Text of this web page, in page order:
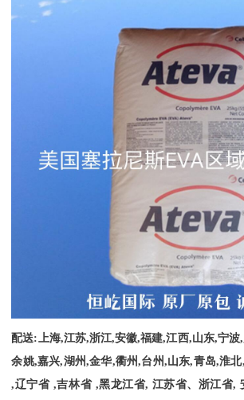
配送:上海,江苏,浙江,安徽,福建,江西,山东,宁波,
余姚,嘉兴,湖州,金华,衢州,台州,山东,青岛,淮北,
,辽宁省 ,吉林省 ,黑龙江省, 江苏省、浙江省,